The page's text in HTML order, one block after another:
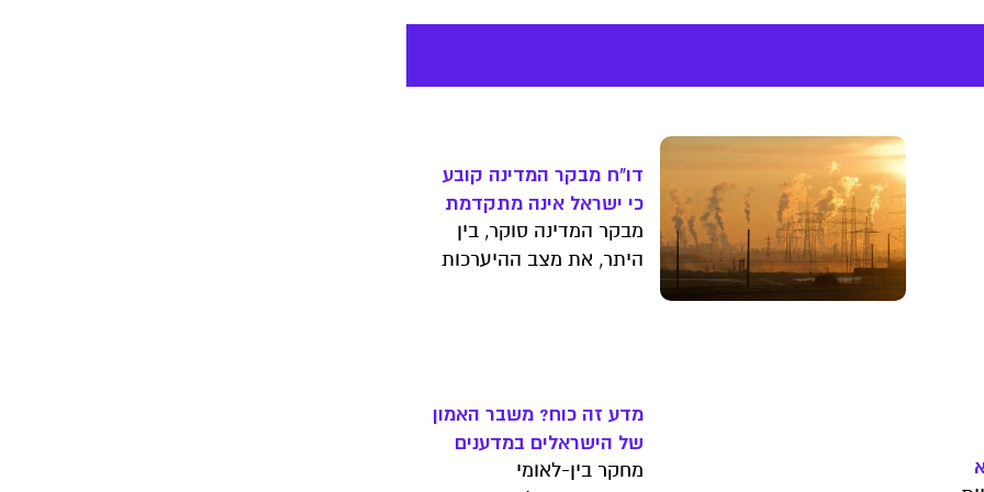
דו"ח מבקר המדינה קובע
כי ישראל אינה מתקדמת
בהיערכות שלה למשבר
האקלים
מבקר המדינה סוקר, בין
היתר, את מצב ההיערכות
מדע זה כוח? משבר האמון
של הישראלים במדענים
מחקר בין-לאומי